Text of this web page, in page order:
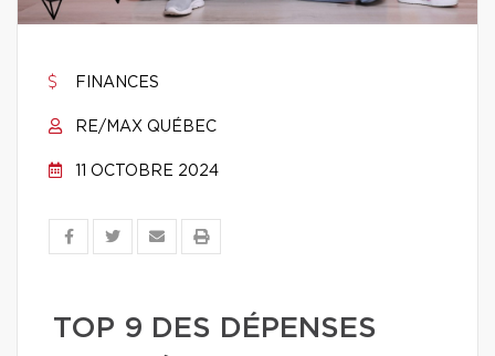
FINANCES
RE/MAX QUÉBEC
11 OCTOBRE 2024
TOP 9 DES DÉPENSES